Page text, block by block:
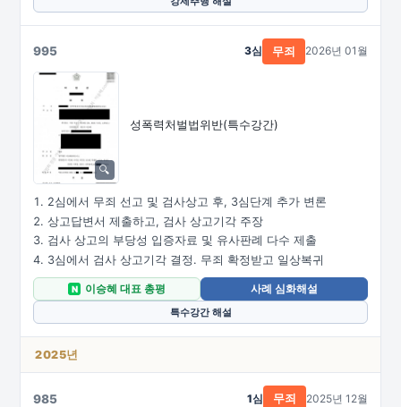
995
성폭력처벌법위반(특수강간)
3심 무죄 2026년 01월
2심에서 무죄 선고 및 검사상고 후, 3심단계 추가 변론
상고답변서 제출하고, 검사 상고기각 주장
검사 상고의 부당성 입증자료 및 유사판례 다수 제출
3심에서 검사 상고기각 결정. 무죄 확정받고 일상복귀
N 이승혜 대표 총평
사례 심화해설
특수강간 해설
2025년
985 1심 무죄 2025년 12월